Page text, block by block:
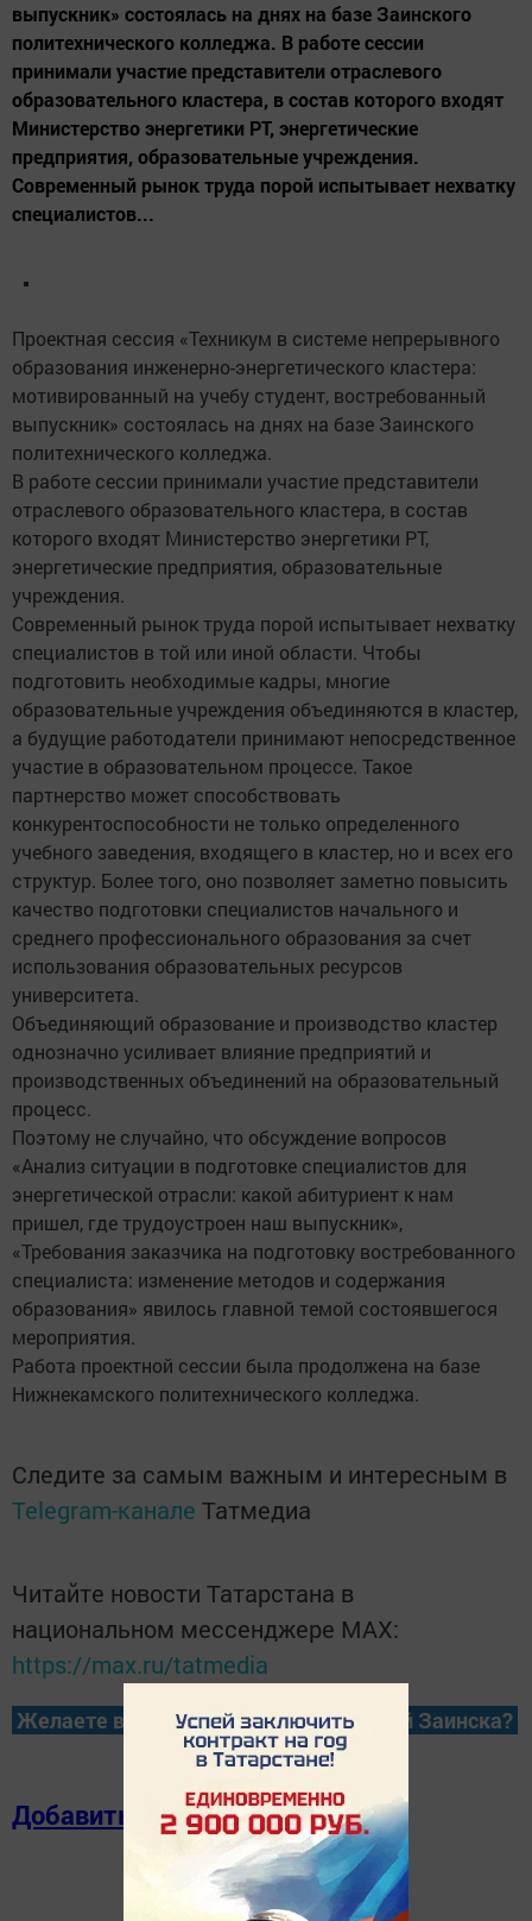
выпускник» состоялась на днях на базе Заинского
политехнического колледжа. В работе сессии
принимали участие представители отраслевого
образовательного кластера, в состав которого входят
Министерство энергетики РТ, энергетические
предприятия, образовательные учреждения.
Современный рынок труда порой испытывает нехватку
специалистов...
Проектная сессия «Техникум в системе непрерывного
образования инженерно-энергетического кластера:
мотивированный на учебу студент, востребованный
выпускник» состоялась на днях на базе Заинского
политехнического колледжа.
В работе сессии принимали участие представители
отраслевого образовательного кластера, в состав
которого входят Министерство энергетики РТ,
энергетические предприятия, образовательные
учреждения.
Современный рынок труда порой испытывает нехватку
специалистов в той или иной области. Чтобы
подготовить необходимые кадры, многие
образовательные учреждения объединяются в кластер,
а будущие работодатели принимают непосредственное
участие в образовательном процессе. Такое
партнерство может способствовать
конкурентоспособности не только определенного
учебного заведения, входящего в кластер, но и всех его
структур. Более того, оно позволяет заметно повысить
качество подготовки специалистов начального и
среднего профессионального образования за счет
использования образовательных ресурсов
университета.
Объединяющий образование и производство кластер
однозначно усиливает влияние предприятий и
производственных объединений на образовательный
процесс.
Поэтому не случайно, что обсуждение вопросов
«Анализ ситуации в подготовке специалистов для
энергетической отрасли: какой абитуриент к нам
пришел, где трудоустроен наш выпускник»,
«Требования заказчика на подготовку востребованного
специалиста: изменение методов и содержания
образования» явилось главной темой состоявшегося
мероприятия.
Работа проектной сессии была продолжена на базе
Нижнекамского политехнического колледжа.
Следите за самым важным и интересным в
Telegram-канале Татмедиа
Читайте новости Татарстана в
национальном мессенджере MАХ:
https://max.ru/tatmedia
Желаете всегда быть в курсе новостей Заинска?
Добавить в избранное